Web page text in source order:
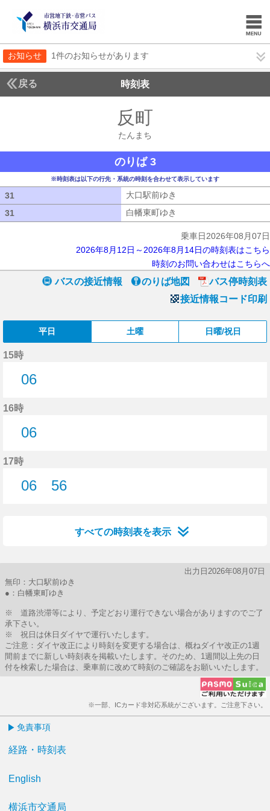
お知らせ 1件のお知らせがあります
戻る 時刻表
反町
たんまち
のりば 3
※時刻表は以下の行先・系統の時刻を合わせて表示しています
31 大口駅前ゆき
31
白幡東町ゆき
乗車日2026年08月07日
2026年8月12日～2026年8月14日の時刻表はこちら
時刻のお問い合わせはこちらへ
バスの接近情報 のりば地図
バス停時刻表
接近情報コード印刷
平日 土曜 日曜/祝日
15時
06
16時
06
17時
06
56
すべての時刻表を表示
出力日2026年08月07日
無印：大口駅前ゆき
●：白幡東町ゆき
※ 道路渋滞等により、予定どおり運行できない場合がありますのでご了
承下さい。
※ 祝日は休日ダイヤで運行いたします。
ご注意：ダイヤ改正により時刻を変更する場合は、概ねダイヤ改正の1週
間前までに新しい時刻表を掲載いたします。そのため、1週間以上先の日
付を検索した場合は、乗車前に改めて時刻のご確認をお願いいたします。
※一部、ICカード非対応系統がございます。ご注意下さい。
免責事項
経路・時刻表
English
横浜市交通局